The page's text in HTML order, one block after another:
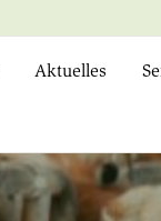
Aktuelles